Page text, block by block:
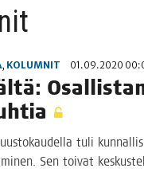
, KOLUMNIT 01.09.2020
tuli
Sen toi­vat